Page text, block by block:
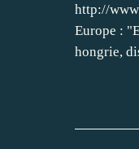
http://
Europe :
hongrie,